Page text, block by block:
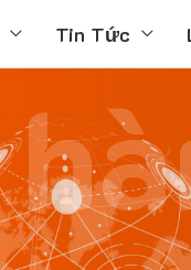
Tin Tức